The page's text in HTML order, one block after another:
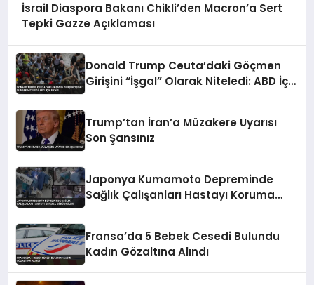
İsrail Diaspora Bakanı Chikli’den Macron’a Sert
Tepki Gazze Açıklaması
Donald Trump Ceuta’daki Göçmen
Girişini “İşgal” Olarak Niteledi: ABD İçin
Trump’tan İran’a Müzakere Uyarısı
Son Şansınız
Japonya Kumamoto Depreminde
Sağlık Çalışanları Hastayı Koruma
Fransa’da 5 Bebek Cesedi Bulundu
Kadın Gözaltına Alındı